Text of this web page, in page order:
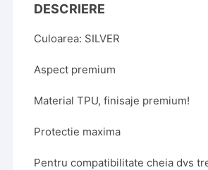
DESCRIERE
Culoarea: SILVER
Aspect premium
Material TPU, finisaje premium!
Protectie maxima
Pentru compatibilitate cheia dvs